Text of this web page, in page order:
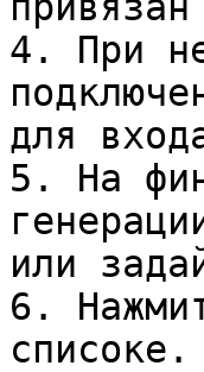
4. При
для
5. На
или
6.
списоке.